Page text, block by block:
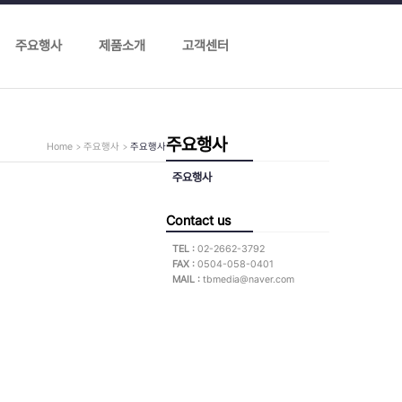
주요행사 제품소개 고객센터
Home 주요행사 주요행사주요행사
주요행사
Contact us
TEL : 02-2662-3792
FAX : 0504-058-0401
MAIL : tbmedia@naver.com